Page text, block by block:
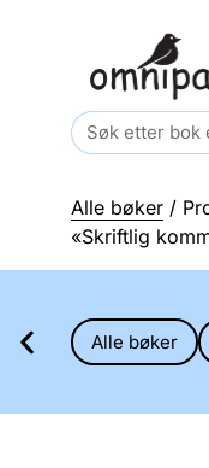
Search
for:
Alle bøker /
«Skriftlig
Alle bøker